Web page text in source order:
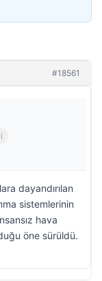
#18561
dayandırılan
sistemlerinin
hava
öne sürüldü.